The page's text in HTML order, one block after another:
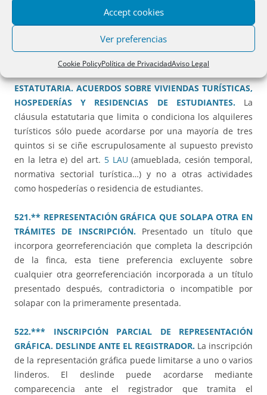
Accept cookies
Ver preferencias
Cookie PolicyPolítica de PrivacidadAviso Legal
expediente de dominio para reanudar el tracto
respeto y cumplimiento de los trámites previstos.
ESTATUTARIA. ACUERDOS SOBRE VIVIENDAS TURÍSTICAS,
HOSPEDERÍAS Y RESIDENCIAS DE ESTUDIANTES.La
cláusula estatutaria que limita o condiciona los alquileres
turísticos sólo puede acordarse por una mayoría de tres
quintos si se ciñe escrupulosamente al supuesto previsto
en la letra e) del art. 5 LAU (amueblada, cesión temporal,
normativa sectorial turística…) y no a otras actividades
como hospederías o residencia de estudiantes.
521.** REPRESENTACIÓN GRÁFICA QUE SOLAPA OTRA EN
TRÁMITES DE INSCRIPCIÓN.Presentado un título que
incorpora georreferenciación que completa la descripción
de la finca, esta tiene preferencia excluyente sobre
cualquier otra georreferenciación incorporada a un título
presentado después, contradictoria o incompatible por
solapar con la primeramente presentada.
522.*** INSCRIPCIÓN PARCIAL DE REPRESENTACIÓN
GRÁFICA. DESLINDE ANTE EL REGISTRADOR. La inscripción
de la representación gráfica puede limitarse a uno o varios
linderos. El deslinde puede acordarse mediante
comparecencia ante el registrador que tramita el